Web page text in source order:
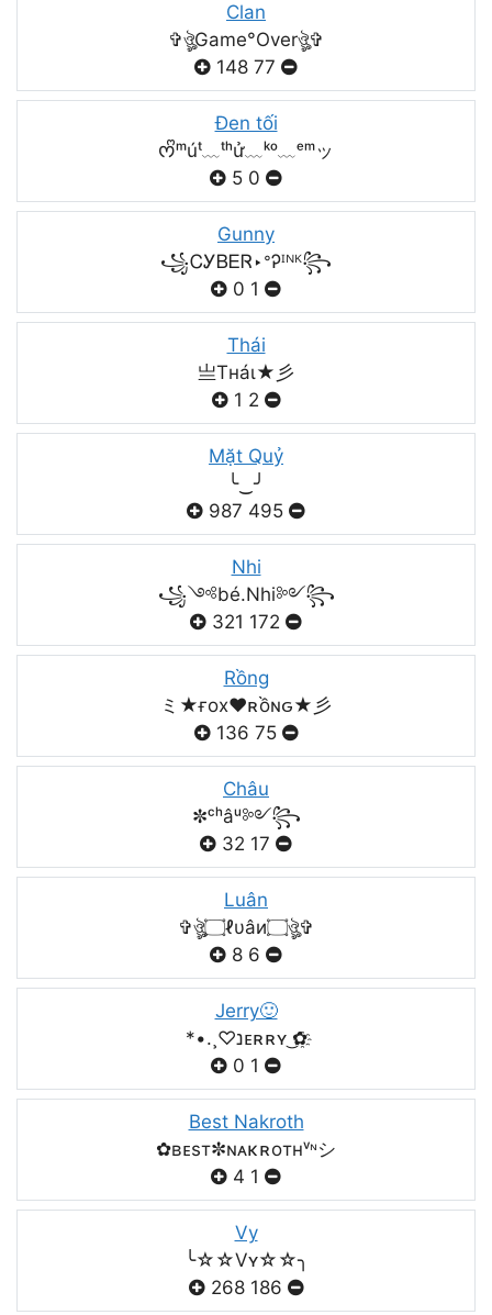
Clan
✞ঔৣGame°Overঔৣ✞
148 77
Đen tối
ᰔᩚᵐúᵗ﹏ᵗʰử﹏ᵏᵒ﹏ᵉᵐッ
5 0
Gunny
꧁ᏟᎩᏴᎬᏒ‣ᐤᎮᴵᴺᴷ꧂
0 1
Thái
亗Tнáι★彡
1 2
Mặt Quỷ
╰‿╯
987 495
Nhi
꧁༺bé.Nhi༻꧂
321 172
Rồng
ミ★ғox♥️ʀồɴԍ★彡
136 75
Châu
✼ᶜʰâᵘ༻꧂
32 17
Luân
✞ঔৣ۝ℓυâи۝ঔৣ✞
8 6
Jerry🙂
*•.¸♡נᴇʀʀʏ ͜✿҈
0 1
Best Nakroth
✿ʙᴇsт✼ɴᴀκʀoтнᵛᶰシ
4 1
Vy
╰☆☆Vʏ☆☆╮
268 186